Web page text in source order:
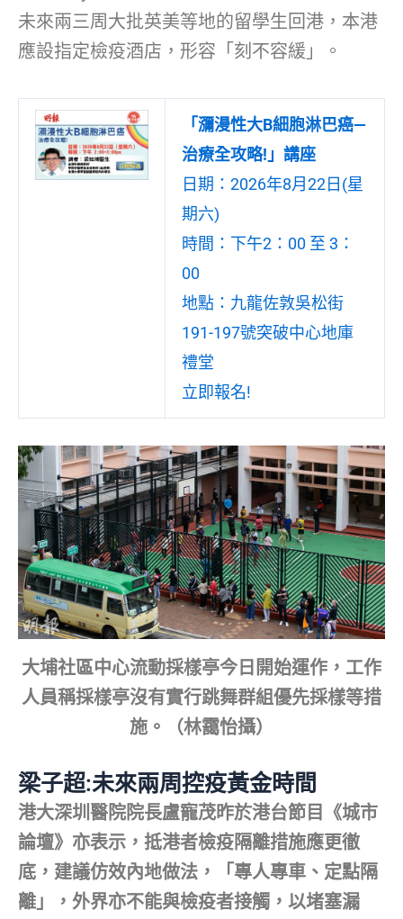
未來兩三周大批英美等地的留學生回港，本港
應設指定檢疫酒店，形容「刻不容緩」。
「瀰漫性大B細胞淋巴癌—
治療全攻略!」講座
日期：2026年8月22日(星
期六)
時間：下午2：00 至 3：
00
地點：九龍佐敦吳松街
191-197號突破中心地庫
禮堂
立即報名!
大埔社區中心流動採樣亭今日開始運作，工作
人員稱採樣亭沒有實行跳舞群組優先採樣等措
施。（林靄怡攝）
梁子超:未來兩周控疫黃金時間
港大深圳醫院院長盧寵茂昨於港台節目《城市
論壇》亦表示，抵港者檢疫隔離措施應更徹
底，建議仿效內地做法，「專人專車、定點隔
離」，外界亦不能與檢疫者接觸，以堵塞漏